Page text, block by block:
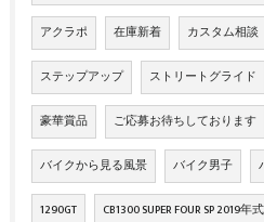
アクラポ 在庫新着 カスタム相談
ステップアップ ストリートグライド
豪華賞品 ご応募お待ちしております
バイクから見る風景 バイク男子
1290GT CB1300 SUPER FOUR SP 2019年式